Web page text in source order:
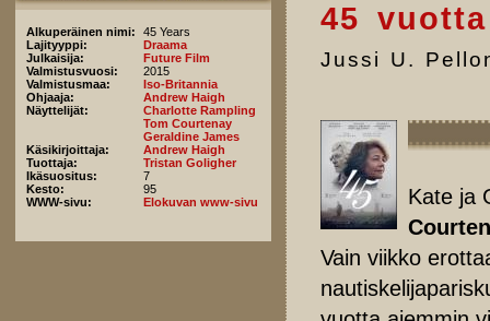
Alkuperäinen nimi:
45 Years
Lajityyppi:
Draama
Julkaisija:
Future Film
Valmistusvuosi:
2015
Valmistusmaa:
Iso-Britannia
Ohjaaja:
Andrew Haigh
Näyttelijät:
Charlotte Rampling
Tom Courtenay
Geraldine James
Käsikirjoittaja:
Andrew Haigh
Tuottaja:
Tristan Goligher
Ikäsuositus:
7
Kesto:
95
WWW-sivu:
Elokuvan www-sivu
45 vuotta
Jussi U.
Kate ja
Vain viikko